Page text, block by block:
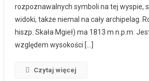
rozpoznawalnych symboli na tej wyspie,
widoki, także niemal na cały archipelag.
hiszp. Skała Mgieł) ma 1813 m n.p.m.
względem wysokości […]
Czytaj więcej